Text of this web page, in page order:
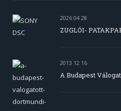
2026 04 28
ZUGLÓI-
2013 12 16
A Budapest